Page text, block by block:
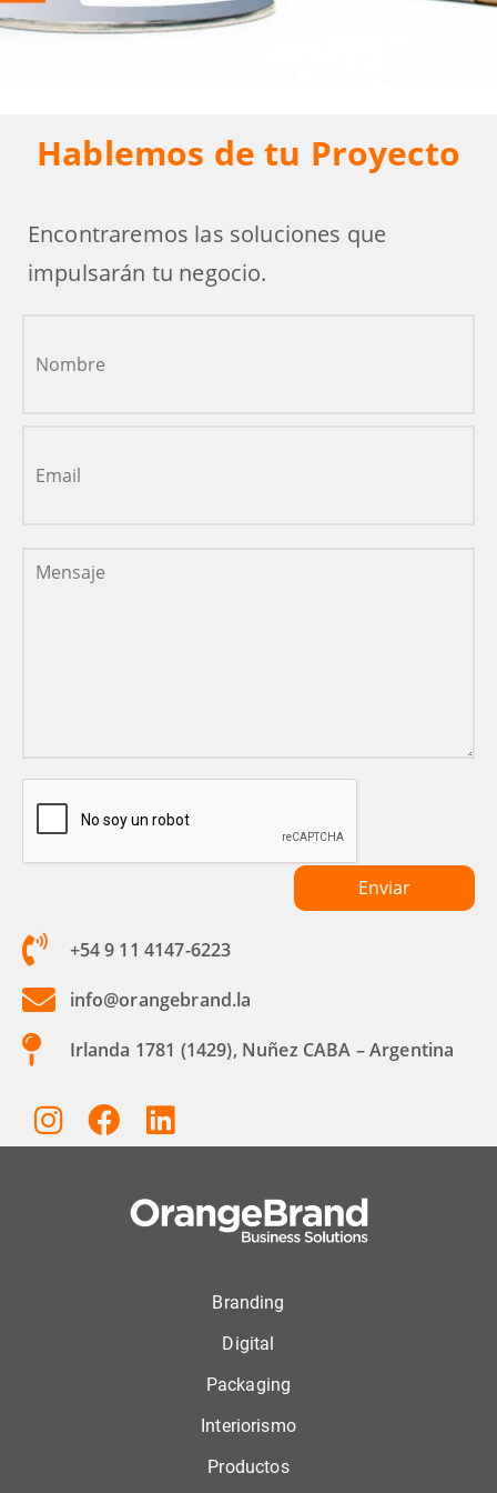
Hablemos de tu Proyecto
Encontraremos las soluciones que
impulsarán tu negocio.
+54 9 11 4147-6223
info@orangebrand.la
Irlanda 1781 (1429), Nuñez CABA – Argentina
Branding
Digital
Packaging
Interiorismo
Productos